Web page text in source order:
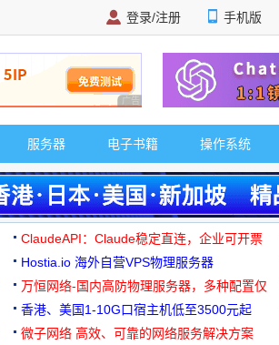
登录/注册 手机版
广告 商业广告，理性选择
服务器 电子书籍 操作系统
ClaudeAPI：Claude稳定直连，企业可开票
Hostia.io 海外自营VPS物理服务器
万恒网络-国内高防物理服务器，多种配置仅
99元/月起
香港、美国1-10G口宿主机低至3500元起
微子网络 高效、可靠的网络服务解决方案